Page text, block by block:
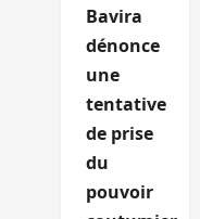
Bavira
dénonce
une
tentative
de prise
du
pouvoir